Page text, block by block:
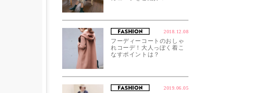
2018.12.08
フーディーコートのおしゃ
れコーデ！大人っぽく着こ
なすポイントは？
2019.06.05